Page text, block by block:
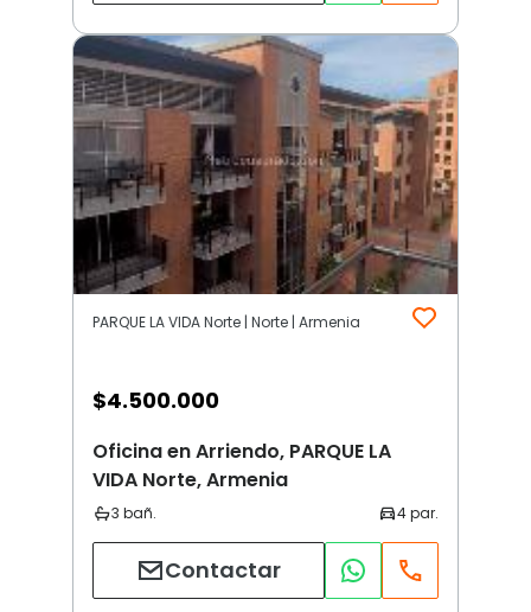
PARQUE LA VIDA Norte | Norte | Armenia
$4.500.000
Oficina en Arriendo, PARQUE LA
VIDA Norte, Armenia
Contactar